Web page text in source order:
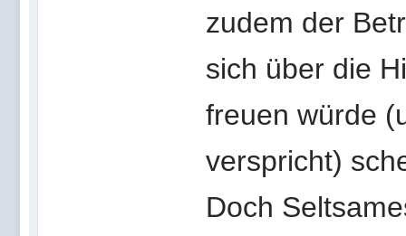
zudem der
sich über die
freuen würde
verspricht)
Doch